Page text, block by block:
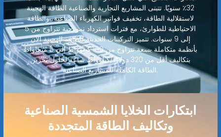
32٪ سنويًا. تتبنى المشاريع التجارية والصناعية الطاقة الهجينة
لاستقلالية الطاقة، تخفيف فواتير الكهرباء الصناعية، والطاقة
الاحتياطية للطوارئ، مع فترات استرداد نموذجية تتراوح من 5
إلى 9 سنوات. تتميز التركيبات الحديثة للطاقة الهجينة الآن
بأنظمة متكاملة بسعة تتراوح من 100 كيلوواط إلى 5 ميجاواط
بتكاليف أقل من 320 دولارًا/كيلوواط ساعة لحلول تخزين
الطاقة الكاملة للمشاريع الصناعية.
ابتكارات الخلايا الشمسية الصناعية
وتكاليف الطاقة المتجددة